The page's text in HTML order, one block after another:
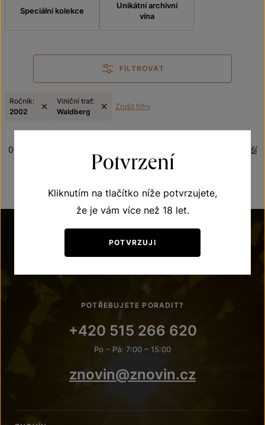
Speciální kolekce
Unikátní archivní
vína
FILTROVAT
Ročník:
2002
Viniční trať:
Waldberg
Zrušit filtry
Nejnovější
0 produktů
POTŘEBUJETE PORADIT?
+420 515 266 620
Po – Pá: 7:00 – 15:00
znovin@znovin.cz
Potvrzení
Kliknutím na tlačítko níže potvrzujete,
že je vám více než 18 let.
POTVRZUJI